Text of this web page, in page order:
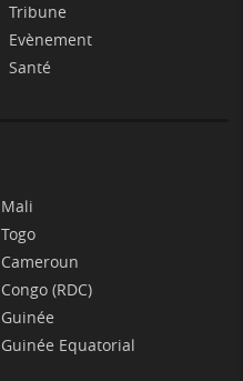
Tribune
Evènement
Santé
Mali
Togo
Cameroun
Congo (RDC)
Guinée
Guinée Equatorial